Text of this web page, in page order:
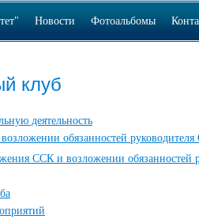
клуб
деятельность
обязанностей
ССК и возложении обязанностей
Новости Фотоальбомы